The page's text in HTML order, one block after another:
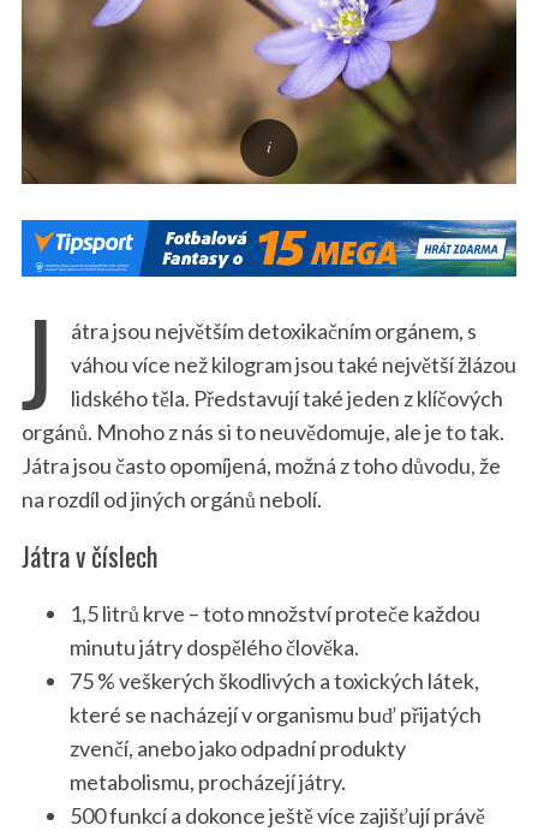
J
átra jsou největším detoxikačním orgánem, s
váhou více než kilogram jsou také největší žlázou
lidského těla. Představují také jeden z klíčových
orgánů. Mnoho z nás si to neuvědomuje, ale je to tak.
Játra jsou často opomíjená, možná z toho důvodu, že
na rozdíl od jiných orgánů nebolí.
Játra v číslech
1,5 litrů krve – toto množství proteče každou
minutu játry dospělého člověka.
75 % veškerých škodlivých a toxických látek,
které se nacházejí v organismu buď přijatých
zvenčí, anebo jako odpadní produkty
metabolismu, procházejí játry.
500 funkcí a dokonce ještě více zajišťují právě